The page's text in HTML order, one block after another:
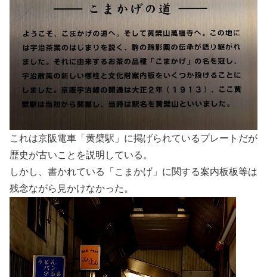
これは京阪電車「黄檗駅」に掲げられているプレートだが
歴史が古いことを説明している。
しかし、書かれている「こまかげ」に関する案内板板等は
残念ながら見かけなかった。